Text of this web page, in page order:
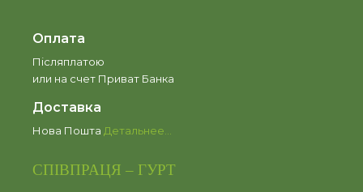
Оплата
Післяплатою
или на счет Приват Банка
Доставка
Нова Пошта Детальнее...
СПІВПРАЦЯ – ГУРТ